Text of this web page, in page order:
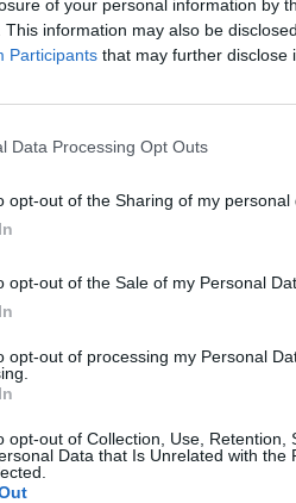
of your personal information by
This information may also be
Participants that may further disclose
Data Processing Opt Outs
opt-out of the Sharing of my personal
opt-out of the Sale of my Personal
opt-out of processing my Personal
opt-out of Collection, Use, Retention,
Data that Is Unrelated with the
''Φρένο'' στην
πορεία της
στην ΕΕ - Το
τον Φρέντι
Αποδέχομαι τους